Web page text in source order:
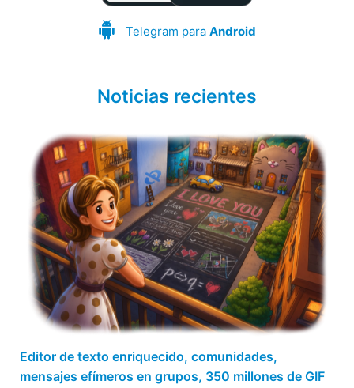
Telegram para Android
Noticias recientes
Editor de texto enriquecido, comunidades,
mensajes efímeros en grupos, 350 millones de GIF